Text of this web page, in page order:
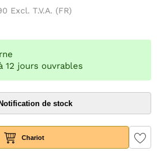
Excl. T.V.A. (FR)
12 jours ouvrables
Notification de stock
Chariot